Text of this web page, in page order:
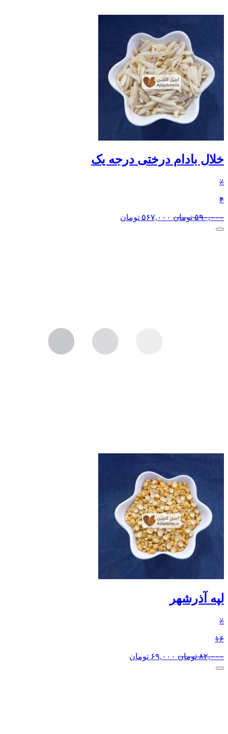
خلال بادام درختی درجه یک
٪
۴
۵۹۰,۰۰۰ تومان ۵۶۷,۰۰۰ تومان
لپه آذرشهر
٪
۱۶
۸۲,۰۰۰ تومان ۶۹,۰۰۰ تومان